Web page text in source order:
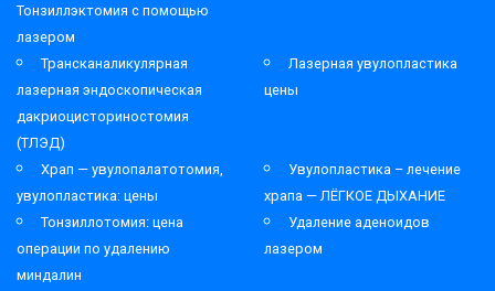
Тонзиллэктомия с помощью
лазером
Трансканаликулярная
лазерная эндоскопическая
дакриоцисториностомия
(ТЛЭД)
Лазерная увулопластика
цены
Храп — увулопалатотомия,
увулопластика: цены
Увулопластика – лечение
храпа — ЛЁГКОЕ ДЫХАНИЕ
Тонзиллотомия: цена
операции по удалению
миндалин
Удаление аденоидов
лазером